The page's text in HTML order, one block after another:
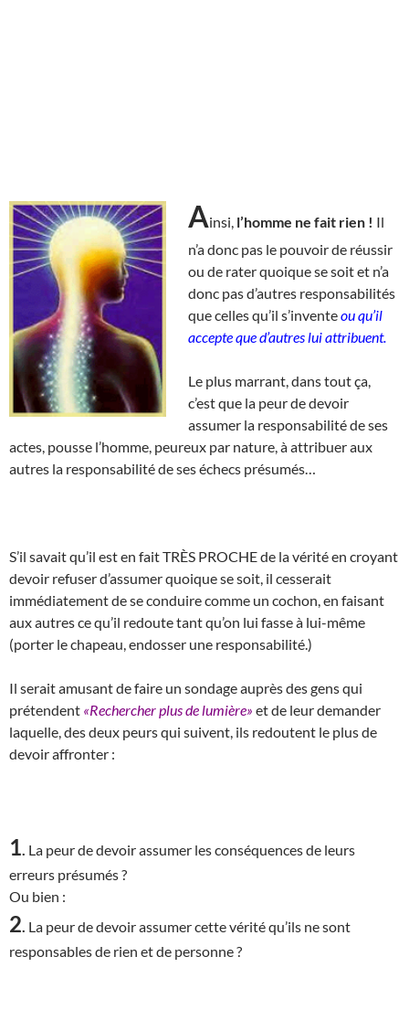
Ainsi, l’homme ne fait rien ! Il
n’a donc pas le pouvoir de réussir
ou de rater quoique se soit et n’a
donc pas d’autres responsabilités
que celles qu’il s’inventeou qu’il
accepte que d’autres lui attribuent.
Le plus marrant, dans tout ça,
c’est que la peur de devoir
assumer la responsabilité de ses
actes, pousse l’homme, peureux par nature, à attribuer aux
autres la responsabilité de ses échecs présumés…
S’il savait qu’il est en fait TRÈS PROCHE de la vérité en croyant
devoir refuser d’assumer quoique se soit, il cesserait
immédiatement de se conduire comme un cochon, en faisant
aux autres ce qu’il redoute tant qu’on lui fasse à lui-même
(porter le chapeau, endosser une responsabilité.)
Il serait amusant de faire un sondage auprès des gens qui
prétendent «Rechercher plus de lumière» et de leur demander
laquelle, des deux peurs qui suivent, ils redoutent le plus de
devoir affronter :
1 La peur de devoir assumer les conséquences de leurs
erreurs présumés ?
Ou bien :
2 La peur de devoir assumer cette vérité qu’ils ne sont
responsables de rien et de personne ?